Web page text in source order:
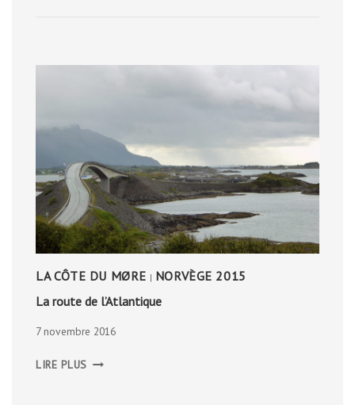
LA CÔTE DU MØRE | NORVÈGE 2015
La route de l’Atlantique
7 novembre 2016
LIRE PLUS ROUTE